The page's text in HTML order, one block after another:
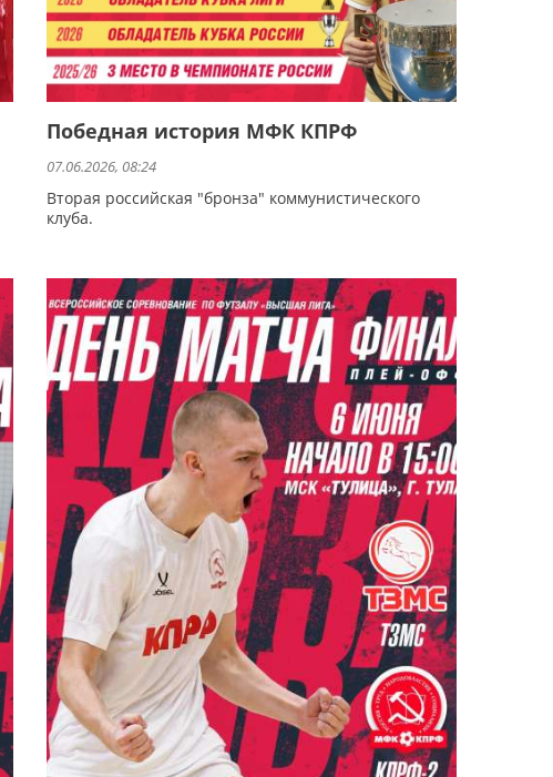
Победная история МФК КПРФ
07.06.2026, 08:24
Вторая российская "бронза" коммунистического
клуба.